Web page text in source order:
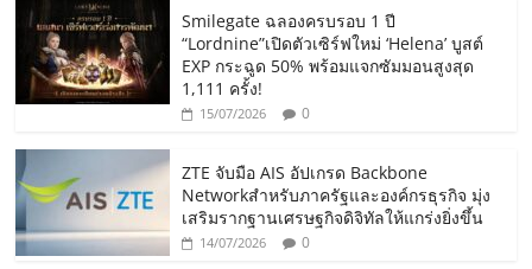
Smilegate ฉลองครบรอบ 1 ปี
“Lordnine”เปิดตัวเซิร์ฟใหม่ ‘Helena’ บูสต์
EXP กระฉูด 50% พร้อมแจกซัมมอนสูงสุด
1,111 ครั้ง!
15/07/2026 0
ZTE จับมือ AIS อัปเกรด Backbone
Networkสำหรับภาครัฐและองค์กรธุรกิจ มุ่ง
เสริมรากฐานเศรษฐกิจดิจิทัลให้แกร่งยิ่งขึ้น
14/07/2026 0